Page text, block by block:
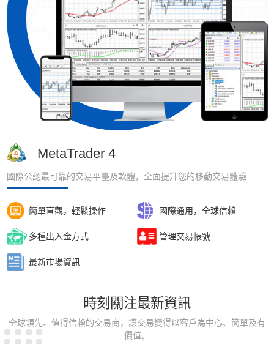
MetaTrader 4
國際公認最可靠的交易平臺及軟體，全面提升您的移動交易體驗
簡單直觀，輕鬆操作 國際通用，全球信賴
多種出入金方式 管理交易帳號
最新市場資訊
時刻關注最新資訊
全球領先、值得信賴的交易商，讓交易變得以客戶為中心、簡單及有
價值。